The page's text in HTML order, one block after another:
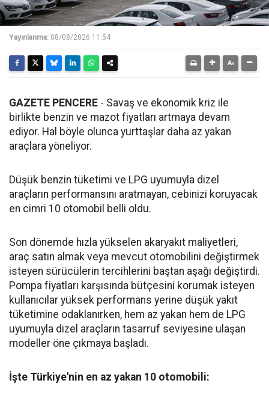
Yayınlanma: 08/08/2026 11:54
GAZETE PENCERE - Savaş ve ekonomik kriz ile
birlikte benzin ve mazot fiyatları artmaya devam
ediyor. Hal böyle olunca yurttaşlar daha az yakan
araçlara yöneliyor.
Düşük benzin tüketimi ve LPG uyumuyla dizel
araçların performansını aratmayan, cebinizi koruyacak
en cimri 10 otomobil belli oldu.
Son dönemde hızla yükselen akaryakıt maliyetleri,
araç satın almak veya mevcut otomobilini değiştirmek
isteyen sürücülerin tercihlerini baştan aşağı değiştirdi.
Pompa fiyatları karşısında bütçesini korumak isteyen
kullanıcılar yüksek performans yerine düşük yakıt
tüketimine odaklanırken, hem az yakan hem de LPG
uyumuyla dizel araçların tasarruf seviyesine ulaşan
modeller öne çıkmaya başladı.
İşte Türkiye'nin en az yakan 10 otomobili: